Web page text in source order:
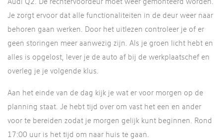
Je zorgt ervoor dat alle functionaliteiten in de deur weer naar
behoren gaan werken. Door het uitlezen controleer je of er
geen storingen meer aanwezig zijn. Als je groen licht hebt en
alles is opgelost, lever je de auto af bij de werkplaatschef en
overleg je je volgende klus.
Aan het einde van de dag kijk je wat er voor morgen op de
planning staat. Je hebt tijd over om vast het een en ander
voor te bereiden zodat je morgen gelijk kunt beginnen. Rond
17:00 uur is het tijd om naar huis te gaan.